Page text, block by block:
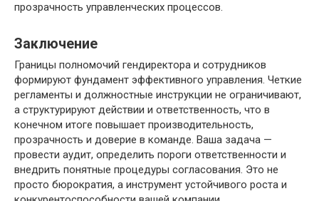
прозрачность управленческих процессов.
Заключение
Границы полномочий гендиректора и сотрудников
формируют фундамент эффективного управления. Четкие
регламенты и должностные инструкции не ограничивают,
а структурируют действии и ответственность, что в
конечном итоге повышает производительность,
прозрачность и доверие в команде. Ваша задача —
провести аудит, определить пороги ответственности и
внедрить понятные процедуры согласования. Это не
просто бюрократия, а инструмент устойчивого роста и